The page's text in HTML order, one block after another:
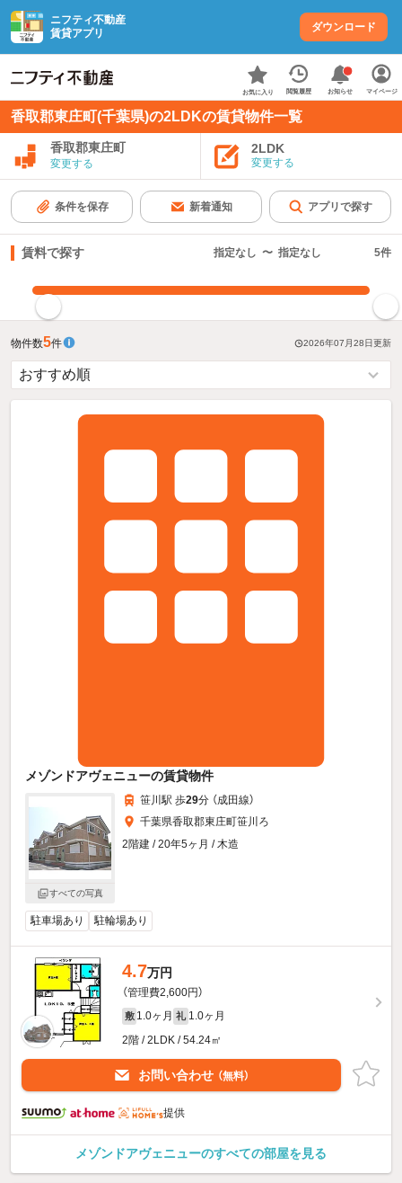
ニフティ不動産
賃貸アプリ
ダウンロード
お気に入り 閲覧履歴 お知らせ マイページ
香取郡東庄町(千葉県)の2LDKの賃貸物件一覧
香取郡東庄町
変更する
2LDK
変更する
条件を保存 新着通知 アプリで探す
賃料で探す 指定なし 〜 指定なし 5件
物件数5件 2026年07月28日更新
メゾンドアヴェニューの賃貸物件
すべての写真
笹川駅 歩29分 （成田線）
千葉県香取郡東庄町笹川ろ
2階建 / 20年5ヶ月 / 木造
駐車場あり 駐輪場あり
4.7万円
（管理費2,600円）
敷 1.0ヶ月 礼 1.0ヶ月
2階 / 2LDK / 54.24㎡
お問い合わせ （無料）
提供
メゾンドアヴェニューのすべての部屋を見る